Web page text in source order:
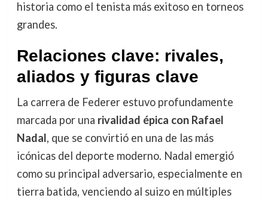
historia como el tenista más exitoso en torneos
grandes.
Relaciones clave: rivales,
aliados y figuras clave
La carrera de Federer estuvo profundamente
marcada por una rivalidad épica con Rafael
Nadal, que se convirtió en una de las más
icónicas del deporte moderno. Nadal emergió
como su principal adversario, especialmente en
tierra batida, venciendo al suizo en múltiples